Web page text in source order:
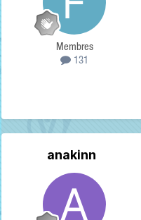
Membres
131
anakinn